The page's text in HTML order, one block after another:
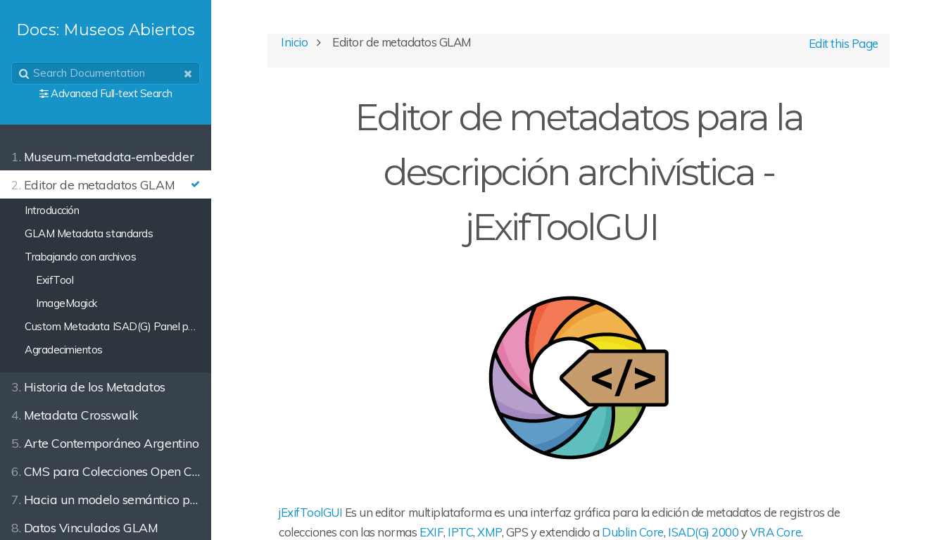
Docs: Museos Abiertos
Advanced Full-text Search
1. Museum-metadata-embedder
2. Editor de metadatos GLAM
Introducción
GLAM Metadata standards
Trabajando con archivos
ExifTool
ImageMagick
Agradecimientos
3. Historia de los Metadatos
4. Metadata Crosswalk
5. Arte Contemporáneo Argentino
6. CMS para Colecciones Open Content
7. Hacia un modelo semántico para la descripción del Patrimonio
8. Datos Vinculados GLAM
Edit this Page
Inicio Editor de metadatos GLAM
Editor de metadatos para la
descripción archivística -
jExifToolGUI
jExifToolGUI Es un editor multiplataforma es una interfaz gráfica para la edición de metadatos de registros de
colecciones con las normas EXIF, IPTC,XMP, GPS y extendido a Dublin Core, ISAD(G) 2000yVRA Core.